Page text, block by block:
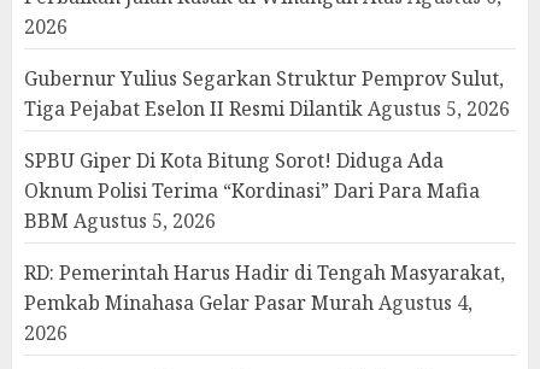
2026
Gubernur Yulius Segarkan Struktur Pemprov Sulut,
Tiga Pejabat Eselon II Resmi DilantikAgustus 5, 2026
SPBU Giper Di Kota Bitung Sorot! Diduga Ada
Oknum Polisi Terima “Kordinasi” Dari Para Mafia
BBM Agustus 5, 2026
RD: Pemerintah Harus Hadir di Tengah Masyarakat,
Pemkab Minahasa Gelar Pasar MurahAgustus 4,
2026